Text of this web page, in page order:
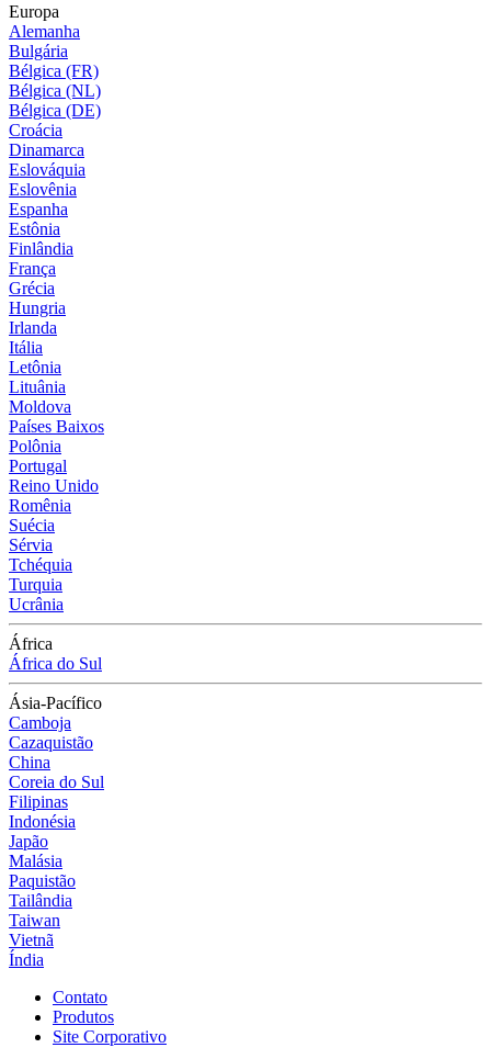
Europa
Alemanha
Bulgária
Bélgica (FR)
Bélgica (NL)
Bélgica (DE)
Croácia
Dinamarca
Eslováquia
Eslovênia
Espanha
Estônia
Finlândia
França
Grécia
Hungria
Irlanda
Itália
Letônia
Lituânia
Moldova
Países Baixos
Polônia
Portugal
Reino Unido
Romênia
Suécia
Sérvia
Tchéquia
Turquia
Ucrânia
África
África do Sul
Ásia-Pacífico
Camboja
Cazaquistão
China
Coreia do Sul
Filipinas
Indonésia
Japão
Malásia
Paquistão
Tailândia
Taiwan
Vietnã
Índia
Contato
Produtos
Site Corporativo